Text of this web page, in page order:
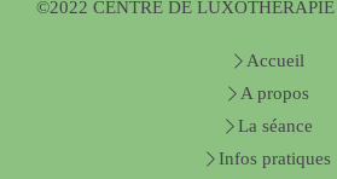
©2022 CENTRE DE LUXOTHERAPIE
Accueil
A propos
La séance
Infos pratiques